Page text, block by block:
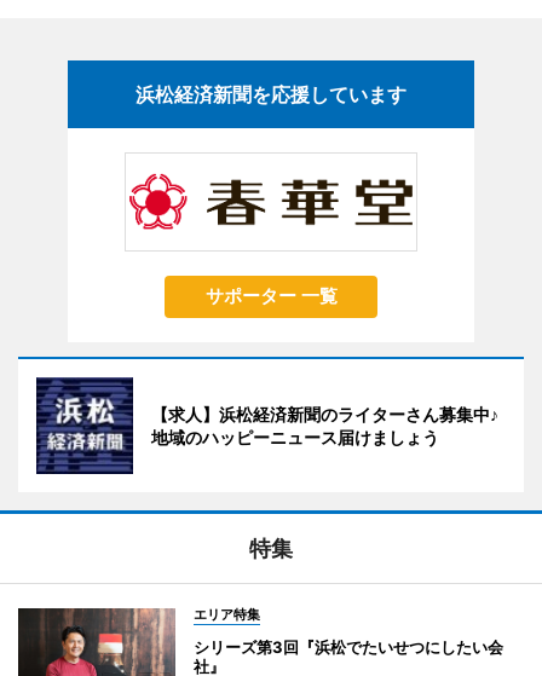
浜松経済新聞を応援しています
サポーター 一覧
【求人】浜松経済新聞のライターさん募集中♪
地域のハッピーニュース届けましょう
特集
エリア特集
シリーズ第3回『浜松でたいせつにしたい会
社』